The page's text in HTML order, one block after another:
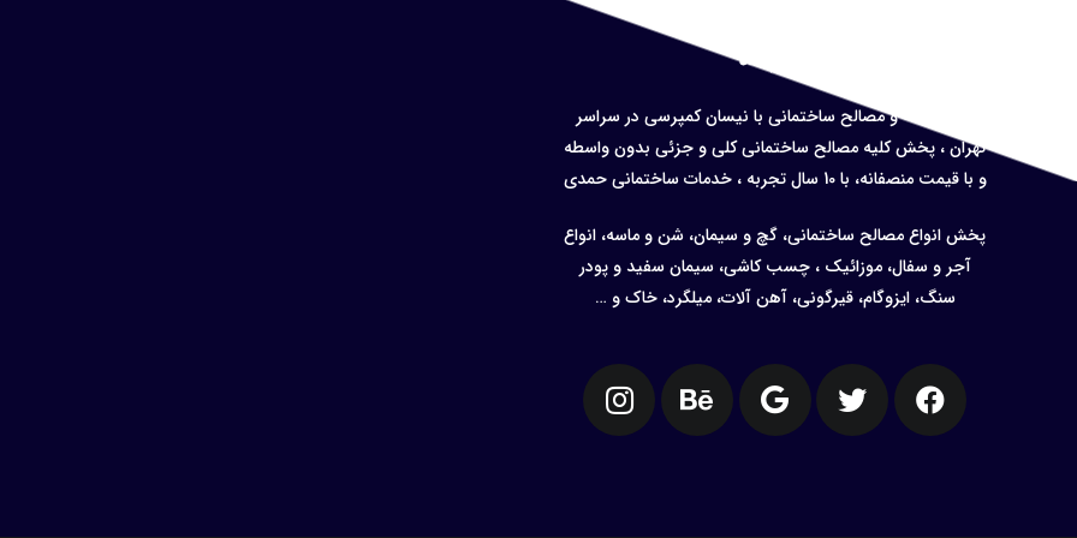
درباره ما
حمل نخاله ومصالح ساختمانی با نیسان کمپرسی در سراسر
تهران ، پخش کلیه مصالح ساختمانی کلی و جزئی بدون واسطه
و با قیمت منصفانه، با 10 سال تجربه ، خدمات ساختمانی حمدی
پخش انواع مصالح ساختمانی، گچ و سیمان، شن و ماسه، انواع
آجر و سفال، موزائیک ، چسب کاشی، سیمان سفید و پودر
سنگ، ایزوگام، قیرگونی، آهن آلات، میلگرد، خاک و …